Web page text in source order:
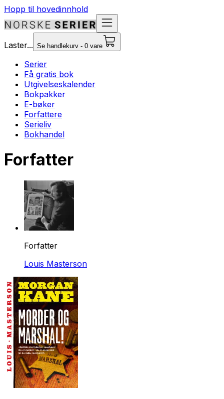
Hopp til hovedinnhold
Laster... Se handlekurv - 0 vare
Serier
Få gratis bok
Utgivelseskalender
Bokpakker
E-bøker
Forfattere
Serieliv
Bokhandel
Forfatter
Forfatter
Louis Masterson